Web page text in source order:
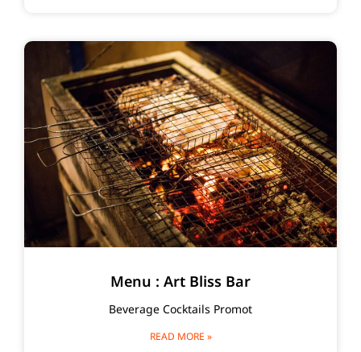
Menu : Art Bliss Bar
Beverage Cocktails Promot
READ MORE »